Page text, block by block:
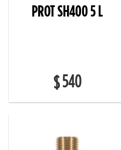
PROT SH400 5 L
$540